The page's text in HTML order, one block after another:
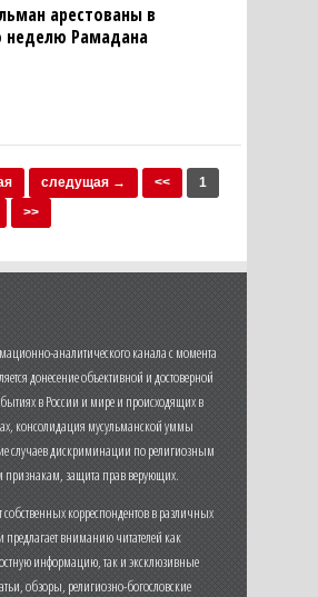
арестованы в
Рамадана
следущая → <<
1
>>
аналитического канала с момента
донесение объективной и достоверной
в России и мире и происходящих в
консолидация мусульманской уммы
случаев дискриминации по религиозным
защита прав верующих.
собственных корреспондентов в различных
предлагает вниманию читателей как
информацию, так и эксклюзивные
обзоры, религиозно-богословские